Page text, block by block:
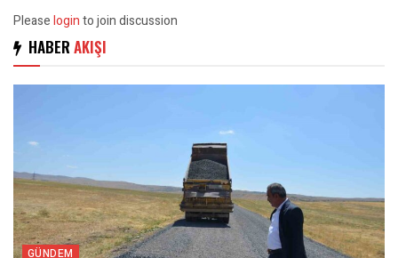
Pleaseloginto join discussion
HABER AKIŞI
GÜNDEM